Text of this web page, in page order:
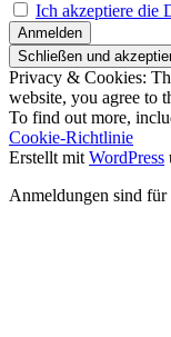
Ich akzeptiere die
Privacy & Cookies:
website, you agree to
To find out more,
Cookie-Richtlinie
Erstellt mit WordPress
Anmeldungen sind für